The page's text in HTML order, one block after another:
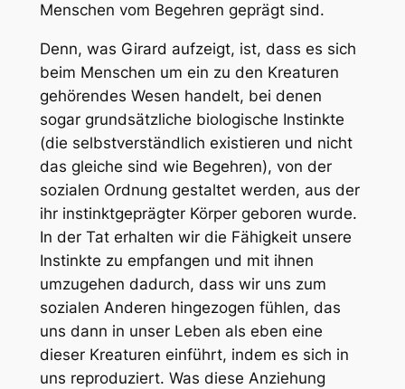
Menschen vom Begehren geprägt sind.
Denn, was Girard aufzeigt, ist, dass es sich
beim Menschen um ein zu den Kreaturen
gehörendes Wesen handelt, bei denen
sogar grundsätzliche biologische Instinkte
(die selbstverständlich existieren und nicht
das gleiche sind wie Begehren), von der
sozialen Ordnung gestaltet werden, aus der
ihr instinktgeprägter Körper geboren wurde.
In der Tat erhalten wir die Fähigkeit unsere
Instinkte zu empfangen und mit ihnen
umzugehen dadurch, dass wir uns zum
sozialen Anderen hingezogen fühlen, das
uns dann in unser Leben als eben eine
dieser Kreaturen einführt, indem es sich in
uns reproduziert. Was diese Anziehung